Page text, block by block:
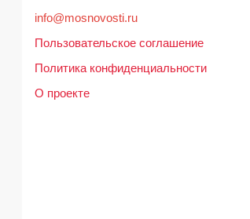
info@mosnovosti.ru
Пользовательское соглашение
Политика конфиденциальности
О проекте